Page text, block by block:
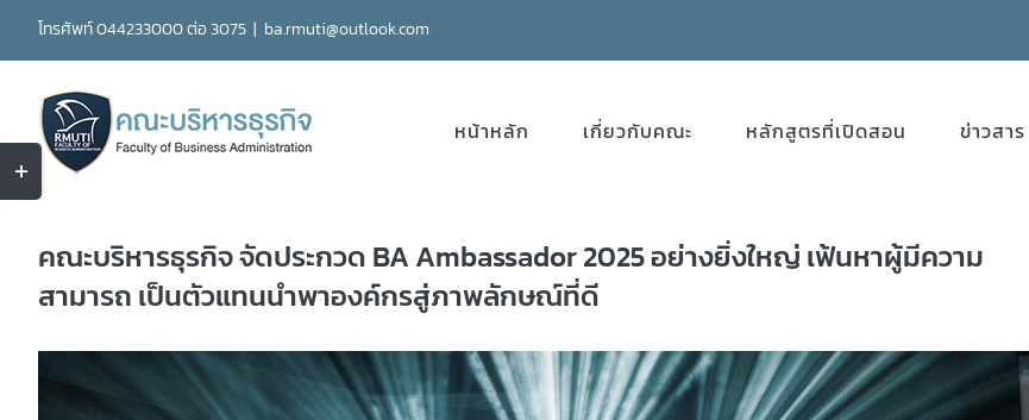
to
content
โทรศัพท์ 044233000 ต่อ 3075 | ba.rmuti@outlook.com
หน้าหลัก เกี่ยวกับคณะ หลักสูตรที่เปิดสอน ข่าวสาร
คณะบริหารธุรกิจ จัดประกวด BA Ambassador 2025 อย่างยิ่งใหญ่ เฟ้นหาผู้มีความ
สามารถ เป็นตัวแทนนำพาองค์กรสู่ภาพลักษณ์ที่ดี
Toggle
Sliding